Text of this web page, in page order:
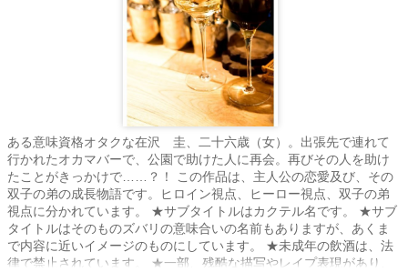
ある意味資格オタクな在沢 圭、二十六歳（女）。出張先で連れて
行かれたオカマバーで、公園で助けた人に再会。再びその人を助け
たことがきっかけで……？！ この作品は、主人公の恋愛及び、その
双子の弟の成長物語です。ヒロイン視点、ヒーロー視点、双子の弟
視点に分かれています。 ★サブタイトルはカクテル名です。 ★サブ
タイトルはそのものズバリの意味合いの名前もありますが、あくま
で内容に近いイメージのものにしています。 ★未成年の飲酒は、法
律で禁止されています。 ★一部、残酷な描写やレイプ表現があり、